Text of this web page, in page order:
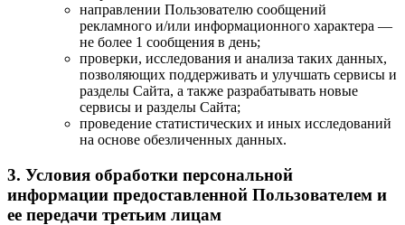
направлении Пользователю сообщений
рекламного и/или информационного характера —
не более 1 сообщения в день;
проверки, исследования и анализа таких данных,
позволяющих поддерживать и улучшать сервисы и
разделы Сайта, а также разрабатывать новые
сервисы и разделы Сайта;
проведение статистических и иных исследований
на основе обезличенных данных.
3. Условия обработки персональной
информации предоставленной Пользователем и
ее передачи третьим лицам